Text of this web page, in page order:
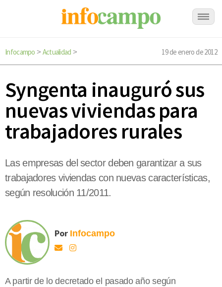
Infocampo > Actualidad > 19 de enero de 2012
Syngenta inauguró sus
nuevas viviendas para
trabajadores rurales
Las empresas del sector deben garantizar a sus
trabajadores viviendas con nuevas características,
según resolución 11/2011.
Por Infocampo
A partir de lo decretado el pasado año según